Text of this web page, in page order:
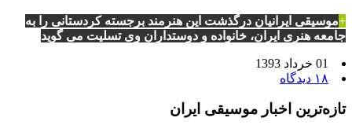
+موسیقی ایرانیان درگذشت این هنرمند برجسته کردستانی را به
جامعه هنری ایران، خانواده و دوستداران وی تسلیت می گوید
01 خرداد 1393
۱۸ دیدگاه
تازه‌ترین اخبار موسیقی ایران